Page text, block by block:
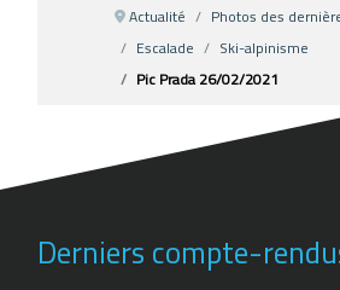
Actualité
Photos des
Escalade
Ski-alpinisme
Pic Prada 26/02/2021
Derniers compte-